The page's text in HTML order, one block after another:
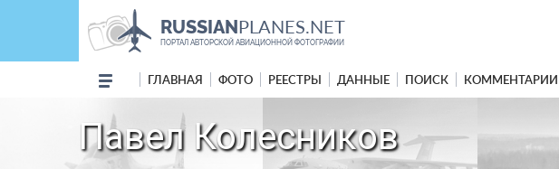
RUSSIANPLANES.NET
ПОРТАЛ АВТОРСКОЙ АВИАЦИОННОЙ ФОТОГРАФИИ
ГЛАВНАЯ ФОТО РЕЕСТРЫ ДАННЫЕ ПОИСК КОММЕНТАРИИ
Павел Колесников